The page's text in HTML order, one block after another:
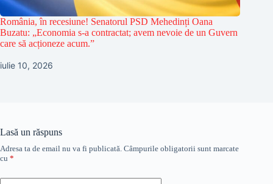
România, în recesiune! Senatorul PSD Mehedinți Oana
Buzatu: „Economia s-a contractat; avem nevoie de un Guvern
care să acționeze acum.”
iulie 10, 2026
Lasă un răspuns
Adresa ta de email nu va fi publicată. Câmpurile obligatorii sunt marcate
cu *